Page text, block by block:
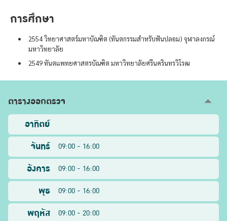
การศึกษา
2554 วิทยาศาสตร์มหาบัณฑิต (ทันตกรรมสำหรับฟันปลอม) จุฬาลงกรณ์
มหาวิทยาลัย
2549 ทันตแพทยศาสตรบัณฑิต มหาวิทยาลัยศรีนครินทรวิโรฒ
ตารางออกตรวจ
อาทิตย์
จันทร์
09:00 - 16:00
อังคาร 09:00 - 16:00
พุธ 09:00 - 16:00
พฤหัส 09:00 - 20:00